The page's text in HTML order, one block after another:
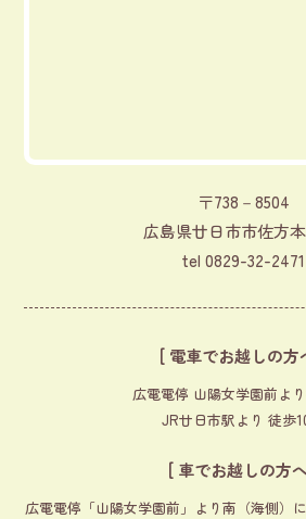
〒738－8504
広島県廿日市市佐方
tel 0829-32-2471
[ 電車でお越しの方
広電電停 山陽女学園前よ
JR廿日市駅より 徒歩
[ 車でお越しの方
広電電停「山陽女学園前」より南（海側）